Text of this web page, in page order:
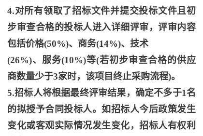
4.对所有领取了招标文件并提交投标文件且初
步审查合格的投标人进入详细评审，评审内容
包括价格(50%)、商务(14%)、技术
(26%)、服务(10%)等(若初步审查合格的供应
商数量少于3家时，该项目终止采购流程)。
5.招标人将根据最终评审结果，确定不多于1名
的拟授予合同投标人。如招标人今后政策发生
变化或客观实际情况发生变化，招标人有权利